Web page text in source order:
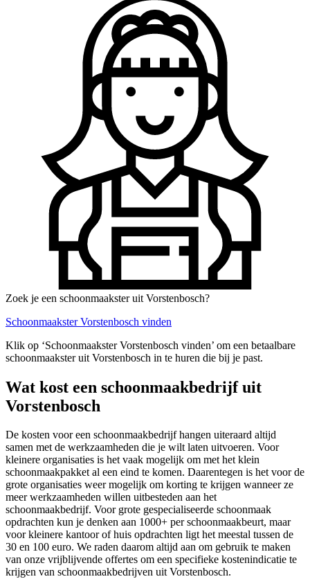
Zoek je een schoonmaakster uit Vorstenbosch?
Schoonmaakster Vorstenbosch vinden
Klik op ‘Schoonmaakster Vorstenbosch vinden’ om een betaalbare
schoonmaakster uit Vorstenbosch in te huren die bij je past.
Wat kost een schoonmaakbedrijf uit
Vorstenbosch
De kosten voor een schoonmaakbedrijf hangen uiteraard altijd
samen met de werkzaamheden die je wilt laten uitvoeren. Voor
kleinere organisaties is het vaak mogelijk om met het klein
schoonmaakpakket al een eind te komen. Daarentegen is het voor de
grote organisaties weer mogelijk om korting te krijgen wanneer ze
meer werkzaamheden willen uitbesteden aan het
schoonmaakbedrijf. Voor grote gespecialiseerde schoonmaak
opdrachten kun je denken aan 1000+ per schoonmaakbeurt, maar
voor kleinere kantoor of huis opdrachten ligt het meestal tussen de
30 en 100 euro. We raden daarom altijd aan om gebruik te maken
van onze vrijblijvende offertes om een specifieke kostenindicatie te
krijgen van schoonmaakbedrijven uit Vorstenbosch.